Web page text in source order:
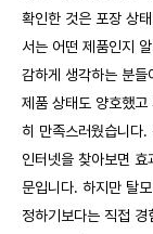
확인한 것은 포장 상
서는 어떤 제품인지
감하게 생각하는 분
제품 상태도 양호했
히 만족스러웠습니다
인터넷을 찾아보면
문입니다. 하지만 탈
정하기보다는 직접